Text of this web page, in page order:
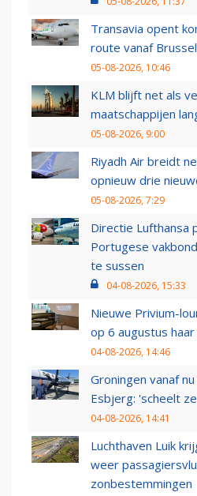
Transavia opent
route vanaf
05-08-2026, 10:46
KLM blijft net als
maatschappijen
05-08-2026, 9:00
Riyadh Air breidt
opnieuw drie
05-08-2026, 7:29
Directie Lufthansa
Portugese
te sussen
04-08-2026, 15:33
Nieuwe Privium-
op 6 augustus
04-08-2026, 14:46
Groningen vanaf
Esbjerg: 'scheelt
04-08-2026, 14:41
Luchthaven Luik
weer
zonbestemmingen